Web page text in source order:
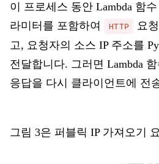
이 프로세스 동안 Lambda 함
라미터를 포함하여
HTTP
요
고, 요청자의 소스 IP 주소를
전달합니다. 그러면 Lambda
응답을 다시 클라이언트에 전
그림 3은 퍼블릭 IP 가져오기